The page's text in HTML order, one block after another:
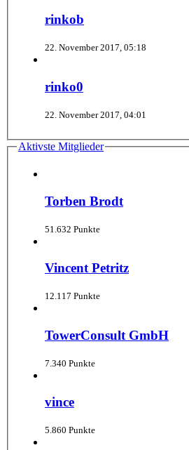
rinkob
22. November 2017, 05:18
rinko0
22. November 2017, 04:01
Aktivste Mitglieder
Torben Brodt
51.632 Punkte
Vincent Petritz
12.117 Punkte
TowerConsult GmbH
7.340 Punkte
vince
5.860 Punkte